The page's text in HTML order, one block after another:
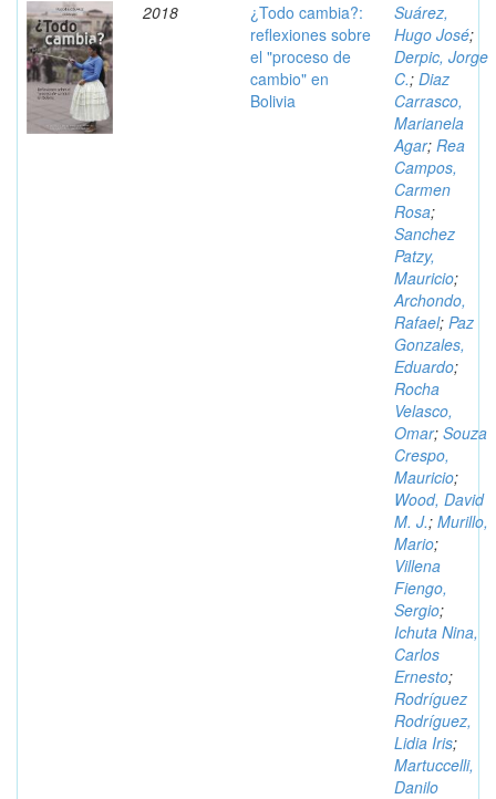
2018
¿Todo cambia?:
reflexiones sobre
el "proceso de
cambio" en
Bolivia
Suárez,
Hugo José;
Derpic, Jorge
C.; Diaz
Carrasco,
Marianela
Agar; Rea
Campos,
Carmen
Rosa;
Sanchez
Patzy,
Mauricio;
Archondo,
Rafael; Paz
Gonzales,
Eduardo;
Rocha
Velasco,
Omar; Souza
Crespo,
Mauricio;
Wood, David
M. J.; Murillo,
Mario;
Villena
Fiengo,
Sergio;
Ichuta Nina,
Carlos
Ernesto;
Rodríguez
Rodríguez,
Lidia Iris;
Martuccelli,
Danilo